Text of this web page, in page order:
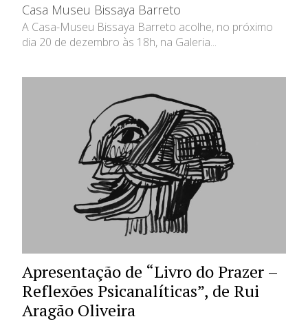
Casa Museu Bissaya Barreto
A Casa-Museu Bissaya Barreto acolhe, no próximo
dia 20 de dezembro às 18h, na Galeria...
Apresentação de “Livro do Prazer –
Reflexões Psicanalíticas”, de Rui
Aragão Oliveira